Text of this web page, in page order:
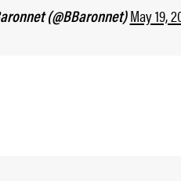
(@BBaronnet) May 19,